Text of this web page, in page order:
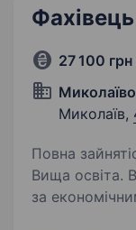
Фахівець
27 100 грн
Миколаїв,
Повна
Вища освіта. Вимоги: Вища освіта
за